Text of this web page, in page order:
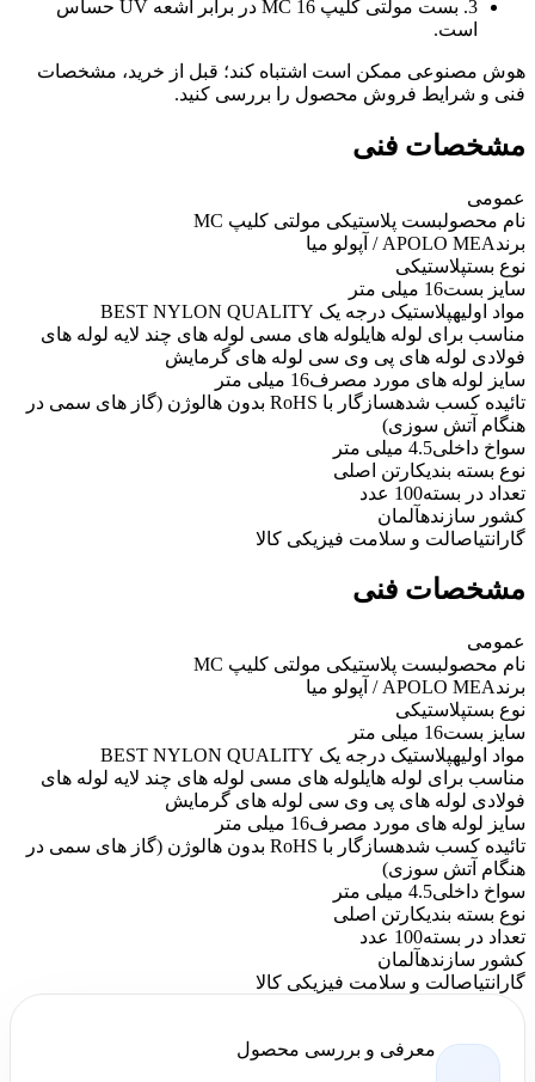
3. بست مولتی کلیپ MC 16 در برابر اشعه UV حساس
است.
هوش مصنوعی ممکن است اشتباه کند؛ قبل از خرید، مشخصات
فنی و شرایط فروش محصول را بررسی کنید.
مشخصات فنی
عمومی
نام محصولبست پلاستیکی مولتی کلیپ MC
برندAPOLO MEA / آپولو میا
نوع بستپلاستیکی
سایز بست16 میلی متر
مواد اولیهپلاستیک درجه یک BEST NYLON QUALITY
مناسب برای لوله هایلوله های مسی لوله های چند لایه لوله های
فولادی لوله های پی وی سی لوله های گرمایش
سایز لوله های مورد مصرف16 میلی متر
تائیده کسب شده
سازگار با RoHS بدون هالوژن (گاز های سمی در
هنگام آتش سوزی)
سواخ داخلی4.5 میلی متر
نوع بسته بندیکارتن اصلی
تعداد در بسته100 عدد
کشور سازندهآلمان
گارانتیاصالت و سلامت فیزیکی کالا
مشخصات فنی
عمومی
نام محصولبست پلاستیکی مولتی کلیپ MC
برندAPOLO MEA / آپولو میا
نوع بستپلاستیکی
سایز بست16 میلی متر
مواد اولیهپلاستیک درجه یک BEST NYLON QUALITY
مناسب برای لوله هایلوله های مسی لوله های چند لایه لوله های
فولادی لوله های پی وی سی لوله های گرمایش
سایز لوله های مورد مصرف16 میلی متر
تائیده کسب شده
سازگار با RoHS بدون هالوژن (گاز های سمی در
هنگام آتش سوزی)
سواخ داخلی4.5 میلی متر
نوع بسته بندیکارتن اصلی
تعداد در بسته100 عدد
کشور سازندهآلمان
گارانتیاصالت و سلامت فیزیکی کالا
معرفی و بررسی محصول